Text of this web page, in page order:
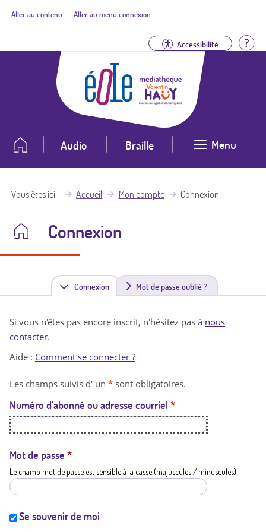
Aller au contenu Aller au menu connexion
Accessibilité
Audio Braille Menu
Vous êtes ici Accueil Mon compte Connexion
Connexion
Connexion(
n
t
a
t
i
Mot de passe oublié ?
Si vous n'êtes pas encore inscrit, n'hésitez pas à nous
contacter.
Aide : Comment se connecter ?
Les champs suivis d' un * sont obligatoires.
Numéro d'abonné ou adresse courriel *
Mot de passe *
Le champ mot de passe est sensible à la casse (majuscules / minuscules)
Se souvenir de moi